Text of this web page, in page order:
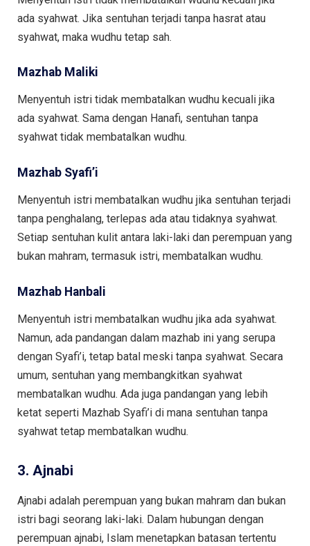
ada syahwat. Jika sentuhan terjadi tanpa hasrat atau
syahwat, maka wudhu tetap sah.
Mazhab Maliki
Menyentuh istri tidak membatalkan wudhu kecuali jika
ada syahwat. Sama dengan Hanafi, sentuhan tanpa
syahwat tidak membatalkan wudhu.
Mazhab Syafi’i
Menyentuh istri membatalkan wudhu jika sentuhan terjadi
tanpa penghalang, terlepas ada atau tidaknya syahwat.
Setiap sentuhan kulit antara laki-laki dan perempuan yang
bukan mahram, termasuk istri, membatalkan wudhu.
Mazhab Hanbali
Menyentuh istri membatalkan wudhu jika ada syahwat.
Namun, ada pandangan dalam mazhab ini yang serupa
dengan Syafi’i, tetap batal meski tanpa syahwat. Secara
umum, sentuhan yang membangkitkan syahwat
membatalkan wudhu. Ada juga pandangan yang lebih
ketat seperti Mazhab Syafi’i di mana sentuhan tanpa
syahwat tetap membatalkan wudhu.
3. Ajnabi
Ajnabi adalah perempuan yang bukan mahram dan bukan
istri bagi seorang laki-laki. Dalam hubungan dengan
perempuan ajnabi, Islam menetapkan batasan tertentu